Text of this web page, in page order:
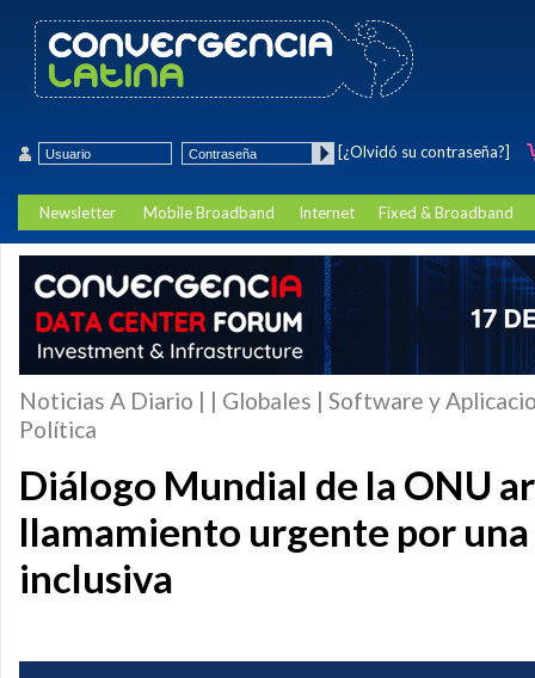
[¿Olvidó su contraseña?]
Newsletter Mobile Broadband Internet Fixed & Broadband
Noticias A Diario | | Globales | Software y
Política
Diálogo Mundial de la ONU
llamamiento urgente por una
inclusiva